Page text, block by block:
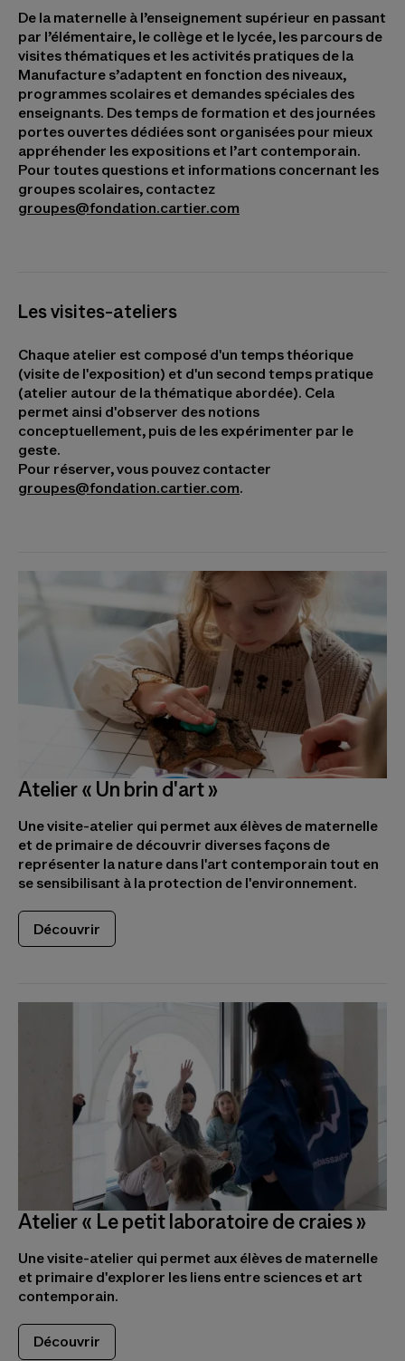
De la maternelle à l’enseignement supérieur en passant
par l’élémentaire, le collège et le lycée, les parcours de
visites thématiques et les activités pratiques de la
Manufacture s’adaptent en fonction des niveaux,
programmes scolaires et demandes spéciales des
enseignants. Des temps de formation et des journées
portes ouvertes dédiées sont organisées pour mieux
appréhender les expositions et l’art contemporain.
Pour toutes questions et informations concernant les
groupes scolaires, contactez
groupes@fondation.cartier.com
Les visites-ateliers
Chaque atelier est composé d'un temps théorique
(visite de l'exposition) et d'un second temps pratique
(atelier autour de la thématique abordée). Cela
permet ainsi d'observer des notions
conceptuellement, puis de les expérimenter par le
geste.
Pour réserver, vous pouvez contacter
groupes@fondation.cartier.com.
Atelier « Un brin d'art »
Une visite-atelier qui permet aux élèves de maternelle
et de primaire de découvrir diverses façons de
représenter la nature dans l'art contemporain tout en
se sensibilisant à la protection de l'environnement.
Découvrir
Atelier « Le petit laboratoire de craies »
Une visite-atelier qui permet aux élèves de maternelle
et primaire d'explorer les liens entre sciences et art
contemporain.
Découvrir